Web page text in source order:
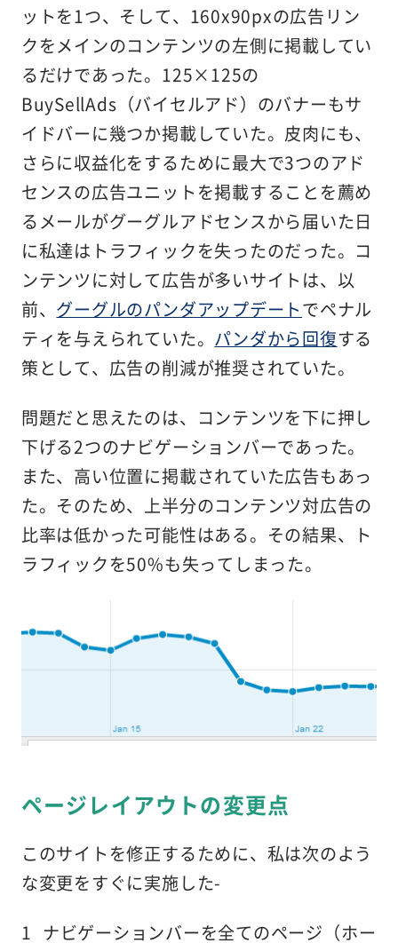
ットを1つ、そして、160x90pxの広告リン
クをメインのコンテンツの左側に掲載してい
るだけであった。125×125の
BuySellAds（バイセルアド）のバナーもサ
イドバーに幾つか掲載していた。皮肉にも、
さらに収益化をするために最大で3つのアド
センスの広告ユニットを掲載することを薦め
るメールがグーグルアドセンスから届いた日
に私達はトラフィックを失ったのだった。コ
ンテンツに対して広告が多いサイトは、以
前、 グーグルのパンダアップデートでペナル
ティを与えられていた。 パンダから回復する
策として、広告の削減が推奨されていた。
問題だと思えたのは、コンテンツを下に押し
下げる2つのナビゲーションバーであった。
また、高い位置に掲載されていた広告もあっ
た。そのため、上半分のコンテンツ対広告の
比率は低かった可能性はある。その結果、ト
ラフィックを50%も失ってしまった。
ページレイアウトの変更点
このサイトを修正するために、私は次のよう
な変更をすぐに実施した-
ナビゲーションバーを全てのページ（ホー